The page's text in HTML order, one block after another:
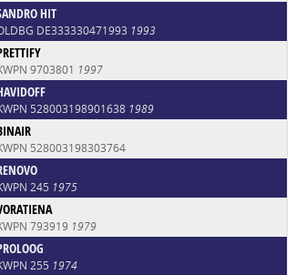
HIT
DE333330471993 1993
9703801 1997
528003198901638 1989
528003198303764
245 1975
793919 1979
255 1974